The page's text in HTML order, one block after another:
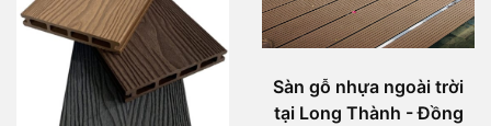
Sàn gỗ nhựa ngoài trời
tại Long Thành - Đồng